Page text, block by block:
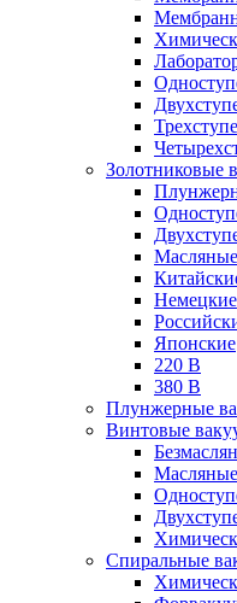
Золотниковые
Масляные
Немецкие
Японские
220 В
380 В
Плунжерные
Винтовые
Масляные
Спиральные